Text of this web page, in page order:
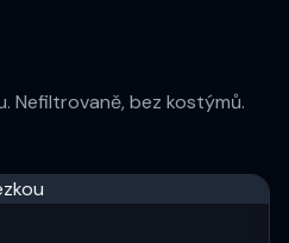
Nefiltrovaně, bez kostýmů.